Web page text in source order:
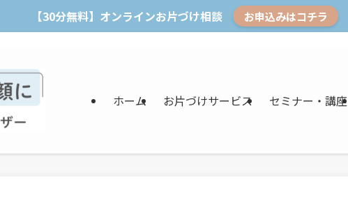
【30分無料】オンラインお片づけ相談 お申込みはコチラ
ホーム お片づけサービス セミナー・講座